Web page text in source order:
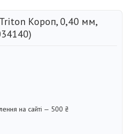
Короп, 0,40 мм,
на сайті — 500 ₴